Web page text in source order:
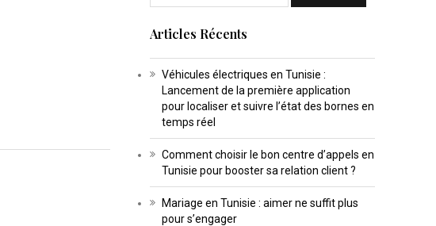
Articles Récents
Véhicules électriques en Tunisie :
Lancement de la première application
pour localiser et suivre l’état des bornes en
temps réel
Comment choisir le bon centre d’appels en
Tunisie pour booster sa relation client ?
Mariage en Tunisie : aimer ne suffit plus
pour s’engager